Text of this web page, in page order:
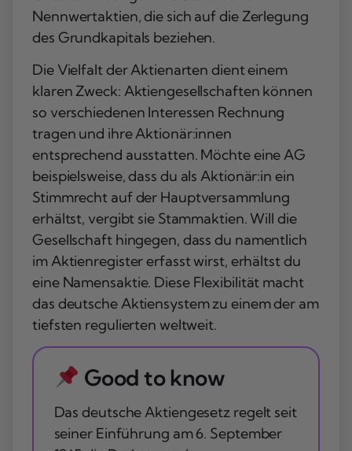
Nennwertaktien, die sich auf die Zerlegung
des Grundkapitals beziehen.
Die Vielfalt der Aktienarten dient einem
klaren Zweck: Aktiengesellschaften können
so verschiedenen Interessen Rechnung
tragen und ihre Aktionär:innen
entsprechend ausstatten. Möchte eine AG
beispielsweise, dass du als Aktionär:in ein
Stimmrecht auf der Hauptversammlung
erhältst, vergibt sie Stammaktien. Will die
Gesellschaft hingegen, dass du namentlich
im Aktienregister erfasst wirst, erhältst du
eine Namensaktie. Diese Flexibilität macht
das deutsche Aktiensystem zu einem der am
tiefsten regulierten weltweit.
Good to know
Das deutsche Aktiengesetz regelt seit
seiner Einführung am 6. September